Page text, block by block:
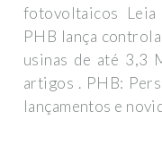
fotovoltaicos
PHB lança
usinas de até 3,3
artigos . PHB:
lançamentos e